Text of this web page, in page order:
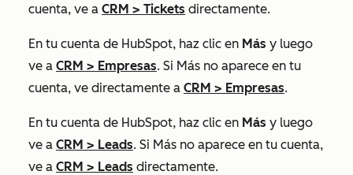
cuenta, ve a CRM > Tickets directamente.
En tu cuenta de HubSpot, haz clic en Más y luego
ve a CRM > Empresas. Si Más no aparece en tu
cuenta, ve directamente a CRM > Empresas.
En tu cuenta de HubSpot, haz clic en Más y luego
ve a CRM > Leads. Si Más no aparece en tu cuenta,
ve a CRM > Leads directamente.